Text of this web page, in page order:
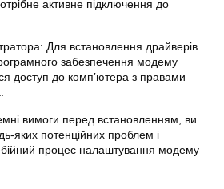
активне підключення до
Для встановлення драйверів
забезпечення модему
доступ до комп’ютера з правами
вимоги перед встановленням, ви
яких потенційних проблем і
процес налаштування модему